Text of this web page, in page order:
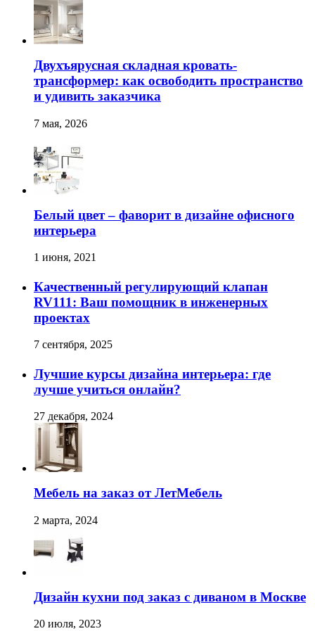
Двухъярусная складная кровать-
трансформер: как освободить пространство
и удивить заказчика
7 мая, 2026
Белый цвет – фаворит в дизайне офисного
интерьера
1 июня, 2021
Качественный регулирующий клапан
RV111: Ваш помощник в инженерных
проектах
7 сентября, 2025
Лучшие курсы дизайна интерьера: где
лучше учиться онлайн?
27 декабря, 2024
Мебель на заказ от ЛетМебель
2 марта, 2024
Дизайн кухни под заказ с диваном в Москве
20 июля, 2023